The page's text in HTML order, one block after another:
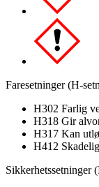
Faresetninger (H-
H302 Farlig
H318 Gir
H317 Kan
H412
Sikkerhetssetninger